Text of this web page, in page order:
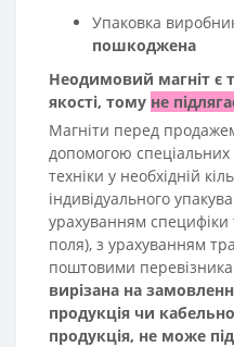
Упаковка
пошкоджена
Неодимовий магніт є
якості, тому не
Магніти перед
допомогою спеціальних
техніки у необхідній
індивідуального
урахуванням специфіки
поля), з урахуванням
поштовими
вирізана на
продукція чи
продукція, не може